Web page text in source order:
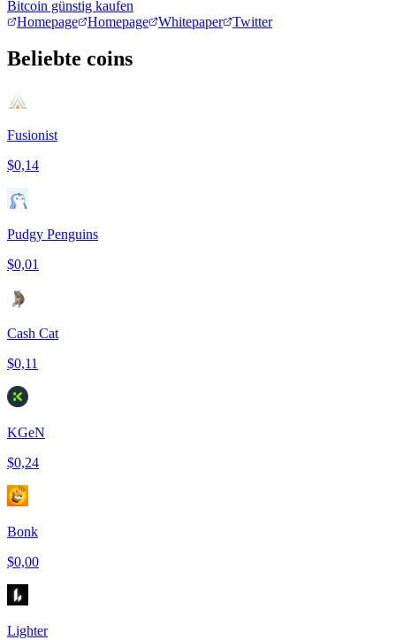
Bitcoin günstig kaufen
Homepage
Homepage Whitepaper Twitter
Beliebte coins
Fusionist
$0,14
Pudgy Penguins
$0,01
Cash Cat
$0,11
KGeN
$0,24
Bonk
$0,00
Lighter